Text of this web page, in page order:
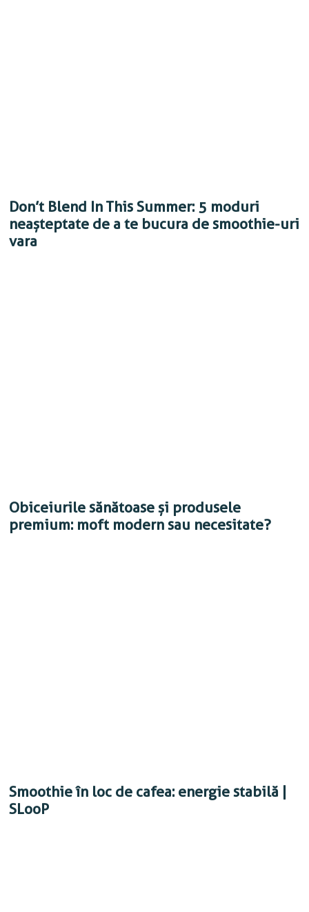
Don’t Blend In This Summer: 5 moduri
neașteptate de a te bucura de smoothie-uri
vara
Obiceiurile sănătoase și produsele
premium: moft modern sau necesitate?
Smoothie în loc de cafea: energie stabilă |
SLooP